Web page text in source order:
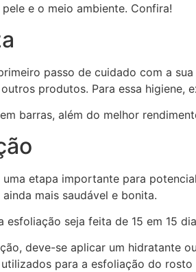
e o meio ambiente. Confira!
passo de cuidado com a
produtos. Para essa higiene,
barras, além do melhor
etapa importante para
mais saudável e bonita.
esfoliação seja feita de 15 em 15
deve-se aplicar um hidratante
para a esfoliação do